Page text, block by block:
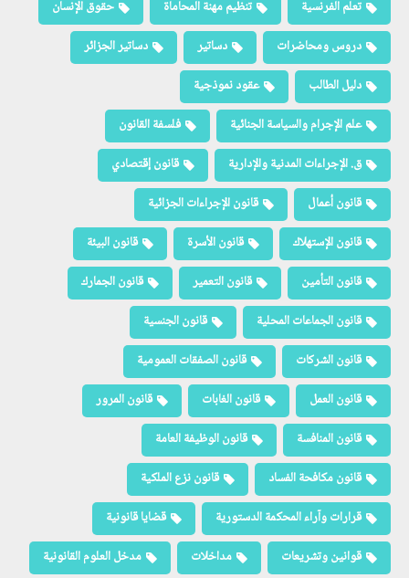
تعلم الفرنسية تنظيم مهنة المحاماة
حقوق الإنسان
دروس ومحاضرات
دساتير
دساتير الجزائر
دليل الطالب
عقود نموذجية
علم الإجرام والسياسة الجنائية
فلسفة القانون
ق. الإجراءات المدنية والإدارية
قانون إقتصادي
قانون أعمال
قانون الإجراءات الجزائية
قانون الإستهلاك
قانون الأسرة
قانون البيئة
قانون التأمين
قانون التعمير
قانون الجمارك
قانون الجماعات المحلية
قانون الجنسية
قانون الشركات
قانون الصفقات العمومية
قانون العمل
قانون الغابات
قانون المرور
قانون المنافسة
قانون الوظيفة العامة
قانون مكافحة الفساد
قانون نزع الملكية
قرارات وآراء المحكمة الدستورية
قضايا قانونية
قوانين وتشريعات
مداخلات
مدخل العلوم القانونية